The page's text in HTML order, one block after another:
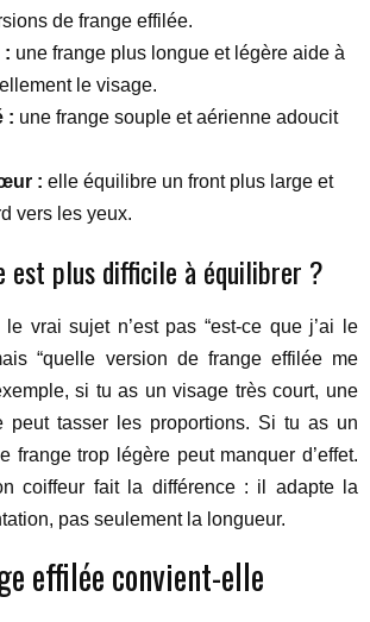
de frange effilée.
: une frange plus longue et légère aide à
le visage.
: une frange souple et aérienne adoucit
: elle équilibre un front plus large et
vers les yeux.
est plus difficile à équilibrer ?
vrai sujet n’est pas “est-ce que j’ai le
“quelle version de frange effilée me
si tu as un visage très court, une
peut tasser les proportions. Si tu as un
frange trop légère peut manquer d’effet.
coiffeur fait la différence : il adapte la
pas seulement la longueur.
effilée convient-elle